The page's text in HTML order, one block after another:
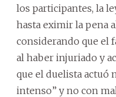
los participantes, la
hasta eximir la pena
considerando que el
al haber injuriado y
que el duelista actuó
intenso” y no con